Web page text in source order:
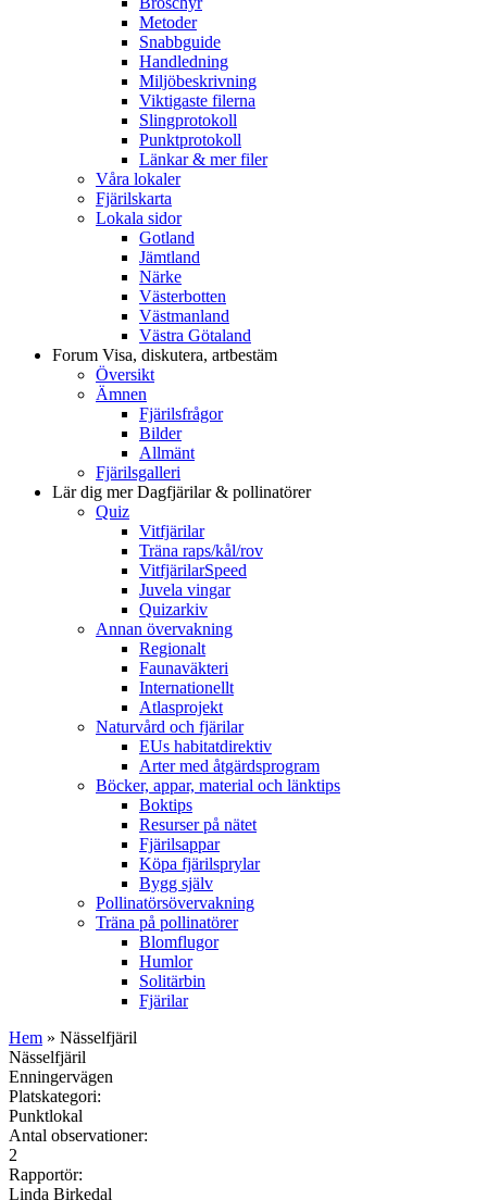
Metoder
Snabbguide
Handledning
Miljöbeskrivning
Viktigaste filerna
Slingprotokoll
Punktprotokoll
Länkar & mer filer
Våra lokaler
Fjärilskarta
Lokala sidor
Gotland
Jämtland
Närke
Västerbotten
Västmanland
Västra Götaland
Forum Visa, diskutera, artbestäm
Översikt
Ämnen
Fjärilsfrågor
Bilder
Allmänt
Fjärilsgalleri
Lär dig merDagfjärilar & pollinatörer
Quiz
Vitfjärilar
Träna raps/kål/rov
VitfjärilarSpeed
Juvela vingar
Quizarkiv
Annan övervakning
Regionalt
Faunaväkteri
Internationellt
Atlasprojekt
Naturvård och fjärilar
EUs habitatdirektiv
Arter med åtgärdsprogram
Böcker, appar, material och länktips
Boktips
Resurser på nätet
Fjärilsappar
Köpa fjärilsprylar
Bygg själv
Pollinatörsövervakning
Träna på pollinatörer
Blomflugor
Humlor
Solitärbin
Fjärilar
Hem » Nässelfjäril
Nässelfjäril
Enningervägen
Platskategori:
Punktlokal
Antal observationer:
2
Rapportör:
Linda Birkedal